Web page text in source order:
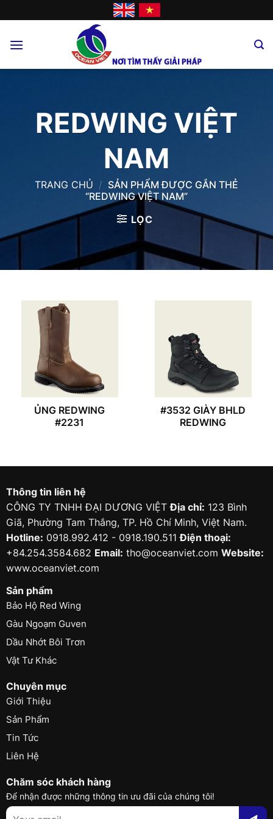
to
REDWING VIỆT
NAM
TRANG CHỦ / SẢN PHẨM ĐƯỢC GẮN THẺ
“REDWING VIỆT NAM”
LỌC
ỦNG REDWING
#2231
#3532 GIÀY BHLD
REDWING
Thông tin liên hệ
CÔNG TY TNHH ĐẠI DƯƠNG VIỆTĐịa chỉ: 123 Bình
Giã, Phường Tam Thắng, TP. Hồ Chí Minh, Việt Nam.
Hotline: 0918.992.412 - 0918.190.511Điện thoại:
+84.254.3584.682 Email: tho@oceanviet.com Website:
www.oceanviet.com
Sản phẩm
Bảo Hộ Red Wing
Gàu Ngoạm Guven
Dầu Nhớt Bôi Trơn
Vật Tư Khác
Chuyên mục
Giới Thiệu
Sản Phẩm
Tin Tức
Liên Hệ
Chăm sóc khách hàng
Để nhận được những thông tin ưu đãi của chúng tôi!